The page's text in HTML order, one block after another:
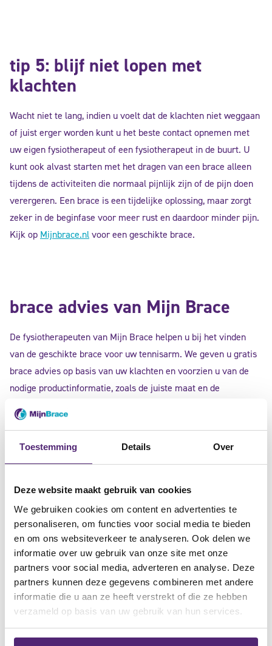
Toestemming Details Over
Deze website maakt gebruik van cookies
We gebruiken cookies om content en advertenties te
personaliseren, om functies voor social media te bieden
en om ons websiteverkeer te analyseren. Ook delen we
informatie over uw gebruik van onze site met onze
partners voor social media, adverteren en analyse. Deze
partners kunnen deze gegevens combineren met andere
informatie die u aan ze heeft verstrekt of die ze hebben
verzameld op basis van uw gebruik van hun services.
tip 5: blijf niet lopen met
klachten
Wacht niet te lang, indien u voelt dat de klachten niet weggaan
of juist erger worden kunt u het beste contact opnemen met
uw eigen fysiotherapeut of een fysiotherapeut in de buurt. U
kunt ook alvast starten met het dragen van een brace alleen
tijdens de activiteiten die normaal pijnlijk zijn of de pijn doen
verergeren. Een brace is een tijdelijke oplossing, maar zorgt
zeker in de beginfase voor meer rust en daardoor minder pijn.
Kijk op Mijnbrace.nlvoor een geschikte brace.
brace advies van Mijn Brace
De fysiotherapeuten van Mijn Brace helpen u bij het vinden
van de geschikte brace voor uw tennisarm. We geven u gratis
brace advies op basis van uw klachten en voorzien u van de
nodige productinformatie, zoals de juiste maat en de
verschillen tussen braces.
gratis brace advies
aanbieding